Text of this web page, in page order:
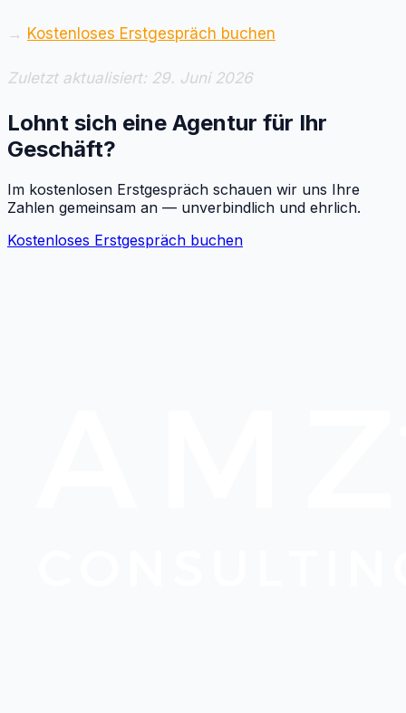
→ Kostenloses Erstgespräch buchen
Zuletzt aktualisiert: 29. Juni 2026
Lohnt sich eine Agentur für Ihr
Geschäft?
Im kostenlosen Erstgespräch schauen wir uns Ihre
Zahlen gemeinsam an — unverbindlich und ehrlich.
Kostenloses Erstgespräch buchen